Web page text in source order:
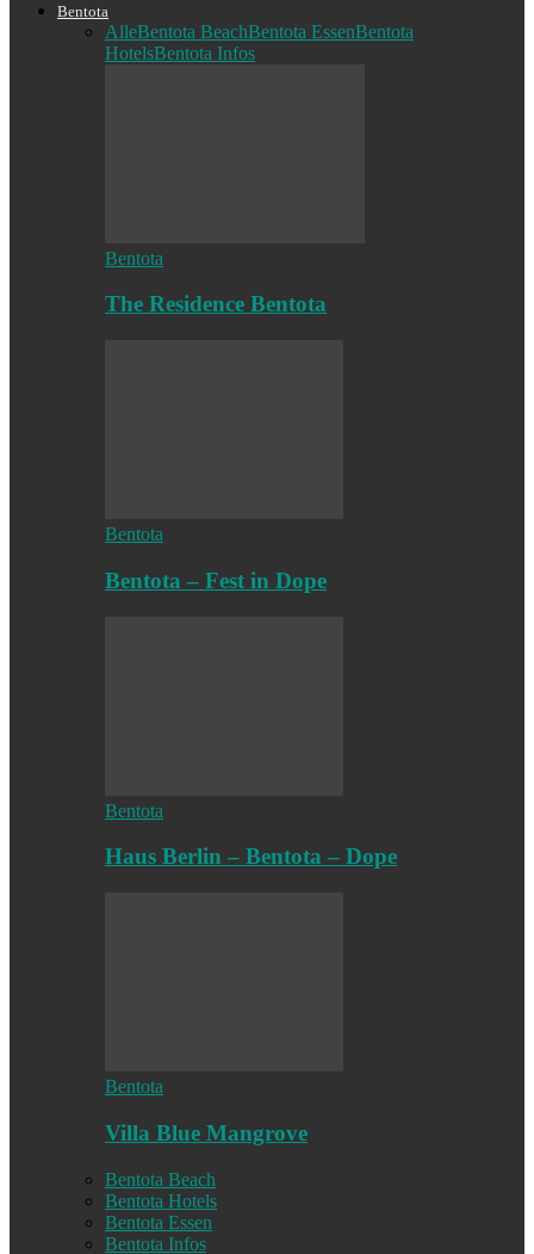
Bentota
AlleBentota BeachBentota EssenBentota
HotelsBentota Infos
Bentota
The Residence Bentota
Bentota
Bentota – Fest in Dope
Bentota
Haus Berlin – Bentota – Dope
Bentota
Villa Blue Mangrove
Bentota Beach
Bentota Hotels
Bentota Essen
Bentota Infos